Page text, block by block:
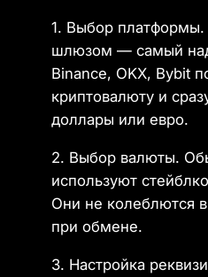
1. Выбор
шлюзом — самый
Binance, OKX, Bybit
криптовалюту и
доллары или евро.
2. Выбор валюты.
используют
Они не колеблются
при обмене.
3. Настройка